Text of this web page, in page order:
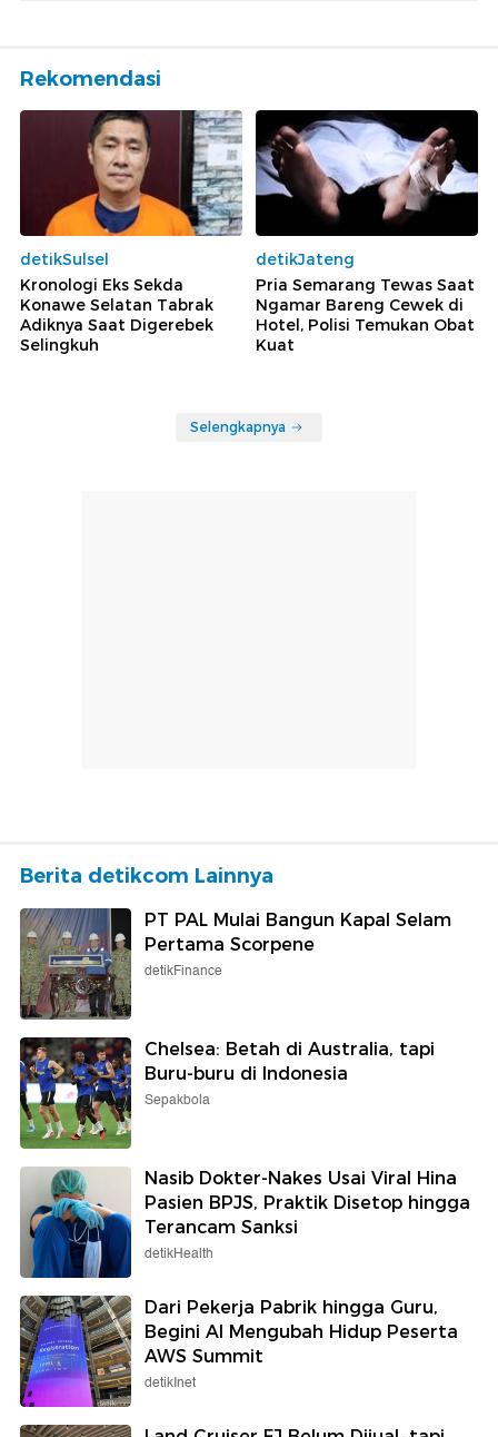
Rekomendasi
detikSulsel
Kronologi Eks Sekda
Konawe Selatan Tabrak
Adiknya Saat Digerebek
Selingkuh
detikJateng
Pria Semarang Tewas Saat
Ngamar Bareng Cewek di
Hotel, Polisi Temukan Obat
Kuat
Selengkapnya
Berita detikcom Lainnya
PT PAL Mulai Bangun Kapal Selam
Pertama Scorpene
detikFinance
Chelsea: Betah di Australia, tapi
Buru-buru di Indonesia
Sepakbola
Nasib Dokter-Nakes Usai Viral Hina
Pasien BPJS, Praktik Disetop hingga
Terancam Sanksi
detikHealth
Dari Pekerja Pabrik hingga Guru,
Begini AI Mengubah Hidup Peserta
AWS Summit
detikInet